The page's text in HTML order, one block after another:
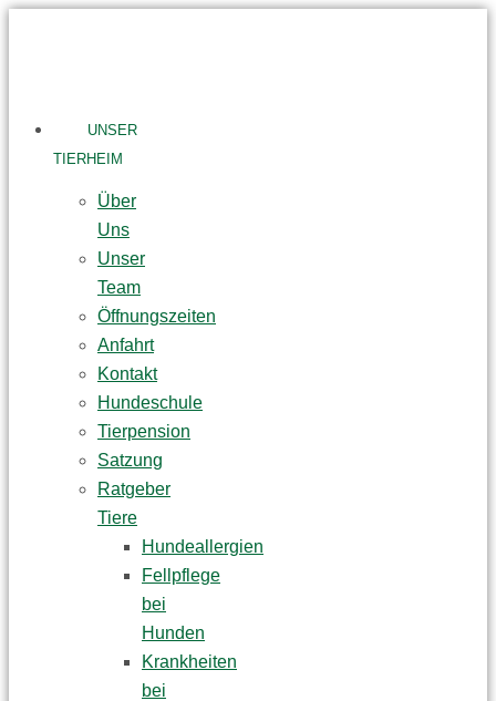
UNSER
TIERHEIM
Über
Uns
Unser
Team
Öffnungszeiten
Anfahrt
Kontakt
Hundeschule
Tierpension
Satzung
Ratgeber
Tiere
Hundeallergien
Fellpflege
bei
Hunden
Krankheiten
bei